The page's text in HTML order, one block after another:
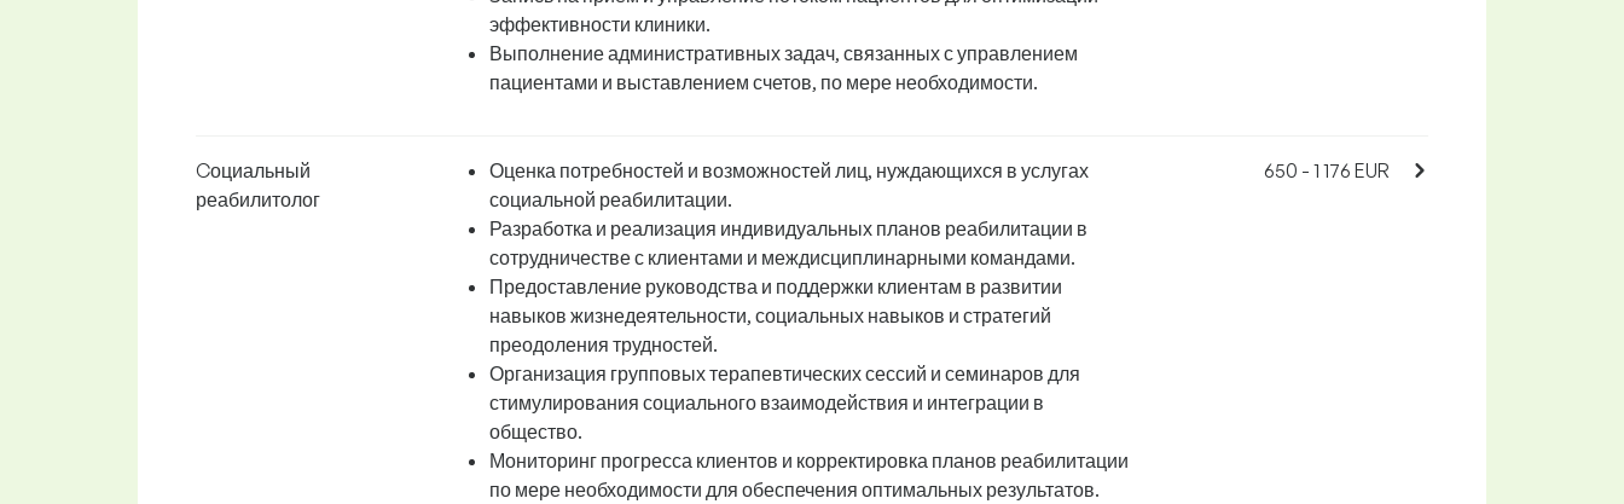
эффективности клиники.
Выполнение административных задач, связанных с управлением
пациентами и выставлением счетов, по мере необходимости.
Cоциальный
реабилитолог
Оценка потребностей и возможностей лиц, нуждающихся в услугах
социальной реабилитации.
Разработка и реализация индивидуальных планов реабилитации в
сотрудничестве с клиентами и междисциплинарными командами.
Предоставление руководства и поддержки клиентам в развитии
навыков жизнедеятельности, социальных навыков и стратегий
преодоления трудностей.
Организация групповых терапевтических сессий и семинаров для
стимулирования социального взаимодействия и интеграции в
общество.
Мониторинг прогресса клиентов и корректировка планов реабилитации
по мере необходимости для обеспечения оптимальных результатов.
650 - 1 176 EUR